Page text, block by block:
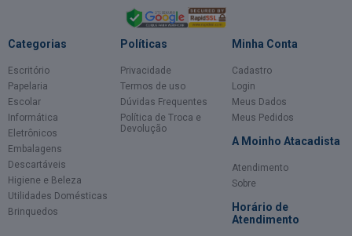
Categorias
Escritório
Papelaria
Escolar
Informática
Eletrônicos
Embalagens
Descartáveis
Higiene e Beleza
Utilidades Domésticas
Brinquedos
Políticas
Privacidade
Termos de uso
Dúvidas Frequentes
Política de Troca e
Devolução
Minha Conta
Cadastro
Login
Meus Dados
Meus Pedidos
A Moinho Atacadista
Atendimento
Sobre
Horário de
Atendimento